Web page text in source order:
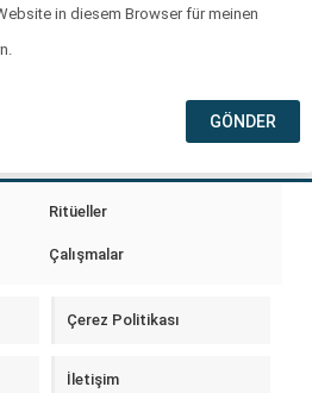
in diesem Browser für meinen
Ritüeller
Çalışmalar
Çerez Politikası
İletişim